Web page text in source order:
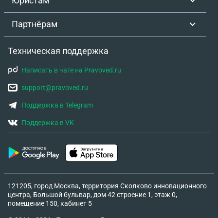
,только из за таких соседей которые постоянно чуть
шум ,пишут жалобы ,обращаются в пдн ( пдн
приезжали смотрели как живем ,и я ездила к ним ,у
них нету к нам вопросов ),как жить ? Когда в
отведенное время днем звонит участковый и
говорит будьте по тише …получается соседи
контролируют каждый наш шаг ,и доставляют этим
нам дискомфорт ,скажите пожалуйста что нам
нужно делать ? Как на них написать заявление ?
Участковый сказал все бессмысленно .
Партнёрам
Техническая поддержка
Написать в чате на Pravoved.ru
support@pravoved.ru
Поддержка в Telegram
Поддержка в VK
121205, город Москва, территория Сколково инновационного
центра, Большой бульвар, дом 42 строение 1, этаж 0,
помещение 150, кабинет 5